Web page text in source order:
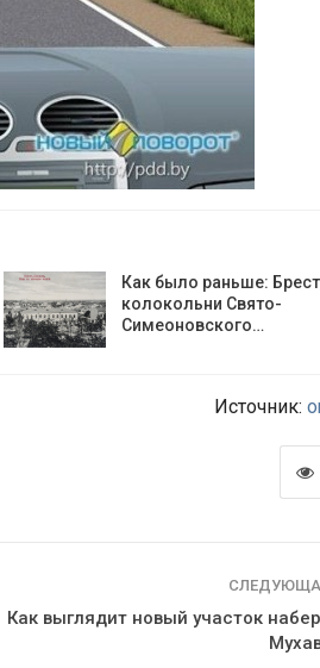
Как было раньше:
колокольни Cвято-
Симеоновского…
Источник:
Как выглядит новый участок